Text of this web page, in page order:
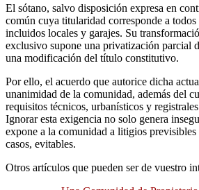
El sótano, salvo disposición expresa en
común cuya titularidad corresponde a
incluidos locales y garajes. Su
exclusivo supone una privatización parcial
una modificación del título constitutivo.
Por ello, el acuerdo que autorice dicha
unanimidad de la comunidad, además del
requisitos técnicos, urbanísticos y
Ignorar esta exigencia no solo genera
expone a la comunidad a litigios
casos, evitables.
Otros artículos que pueden ser de vuestro